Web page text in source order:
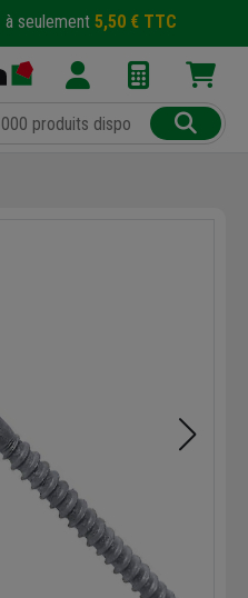
à seulement 5,50 € TTC